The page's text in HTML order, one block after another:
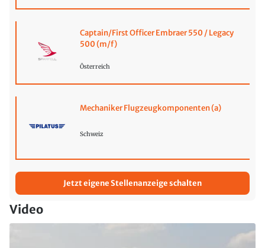
Captain/First Officer Embraer 550 / Legacy
500 (m/f)
Österreich
Mechaniker Flugzeugkomponenten (a)
Schweiz
Jetzt eigene Stellenanzeige schalten
Video